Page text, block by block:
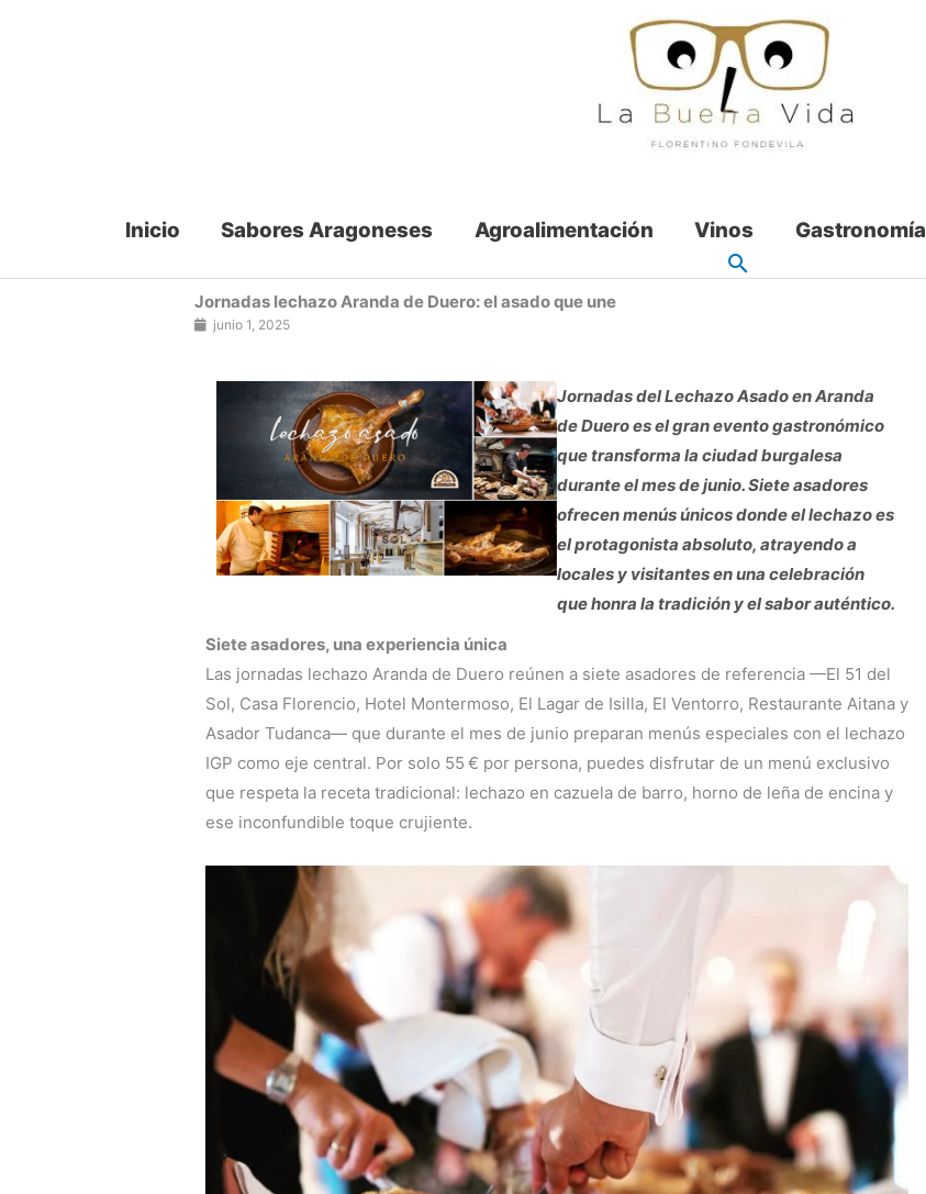
Inicio Sabores Aragoneses Agroalimentación Vinos Gastronomía
Jornadas lechazo Aranda de Duero: el asado que une
junio 1, 2025
Jornadas del Lechazo Asado en Aranda
de Duero es el gran evento gastronómico
que transforma la ciudad burgalesa
durante el mes de junio. Siete asadores
ofrecen menús únicos donde el lechazo es
el protagonista absoluto, atrayendo a
locales y visitantes en una celebración
que honra la tradición y el sabor auténtico.
Siete asadores, una experiencia única
Las jornadas lechazo Aranda de Duero reúnen a siete asadores de referencia —El 51 del
Sol, Casa Florencio, Hotel Montermoso, El Lagar de Isilla, El Ventorro, Restaurante Aitana y
Asador Tudanca— que durante el mes de junio preparan menús especiales con el lechazo
IGP como eje central. Por solo 55 € por persona, puedes disfrutar de un menú exclusivo
que respeta la receta tradicional: lechazo en cazuela de barro, horno de leña de encina y
ese inconfundible toque crujiente.